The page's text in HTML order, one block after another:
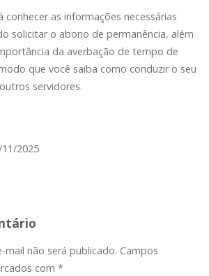
conhecer as informações necessárias
solicitar o abono de permanência, além
da averbação de tempo de
que você saiba como conduzir o seu
servidores.
2025
mail não será publicado. Campos
com*